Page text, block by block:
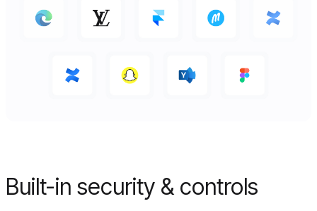
Built-in security & controls